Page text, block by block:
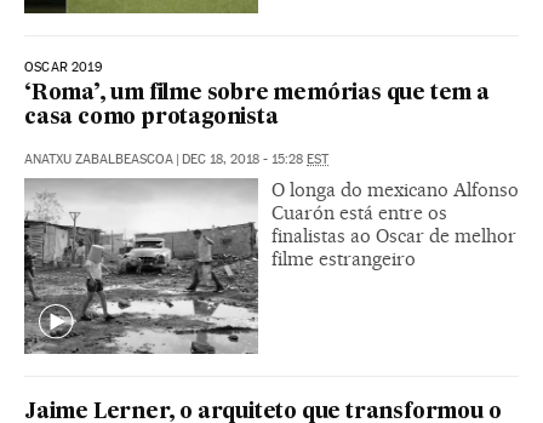
OSCAR 2019
‘Roma’, um filme sobre memórias que tem a
casa como protagonista
ANATXU ZABALBEASCOA | DEC 18, 2018 - 15:28 EST
O longa do mexicano Alfonso
Cuarón está entre os
finalistas ao Oscar de melhor
filme estrangeiro
Jaime Lerner, o arquiteto que transformou o